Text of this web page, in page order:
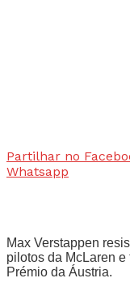
Partilhar no
Whatsapp
Max Verstappen
pilotos da McLaren
Prémio da Áustria.